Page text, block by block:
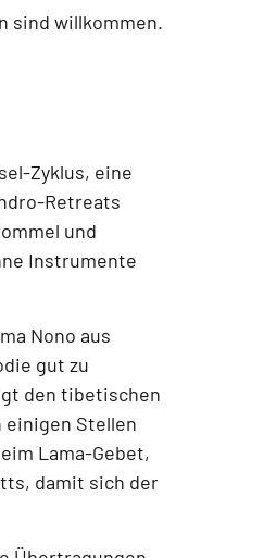
sind willkommen.
Zyklus, eine
Retreats
und
Instrumente
Nono aus
gut zu
den tibetischen
einigen Stellen
Lama-Gebet,
, damit sich der